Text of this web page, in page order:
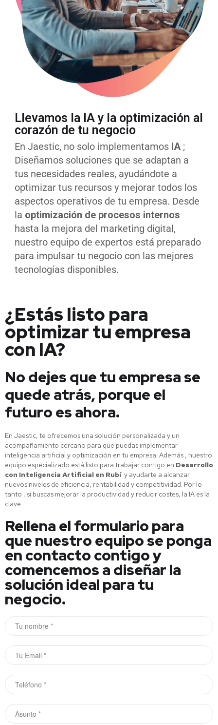
Llevamos la IA y la optimización al
corazón de tu negocio
En Jaestic, no solo implementamos IA ;
Diseñamos soluciones que se adaptan a
tus necesidades reales, ayudándote a
optimizar tus recursos y mejorar todos los
aspectos operativos de tu empresa. Desde
la optimización de procesos internos
hasta la mejora del marketing digital,
nuestro equipo de expertos está preparado
para impulsar tu negocio con las mejores
tecnologías disponibles.
¿Estás listo para
optimizar tu empresa
con IA?
No dejes que tu empresa se
quede atrás, porque el
futuro es ahora.
En Jaestic, te ofrecemos una solución personalizada y un
acompañamiento cercano para que puedas implementar
inteligencia artificial y optimización en tu empresa. Además , nuestro
equipo especializado está listo para trabajar contigo en Desarrollo
con Inteligencia Artificial en Rubí y ayudarte a alcanzar
nuevos niveles de eficiencia, rentabilidad y competitividad. Por lo
tanto , si buscas mejorar la productividad y reducir costes, la IA es la
clave.
Rellena el formulario para
que nuestro equipo se ponga
en contacto contigo y
comencemos a diseñar la
solución ideal para tu
negocio.